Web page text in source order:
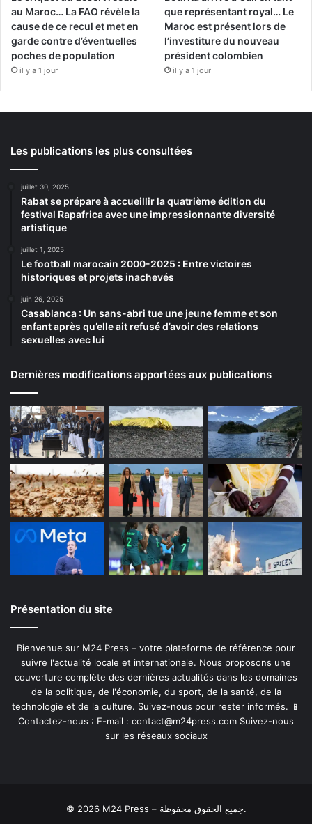
au Maroc… La FAO révèle la
cause de ce recul et met en
garde contre d’éventuelles
poches de population
il y a 1 jour
que représentant royal… Le
Maroc est présent lors de
l’investiture du nouveau
président colombien
il y a 1 jour
Les publications les plus consultées
juillet 30, 2025
Rabat se prépare à accueillir la quatrième édition du
festival Rapafrica avec une impressionnante diversité
artistique
juillet 1, 2025
Le football marocain 2000-2025 : Entre victoires
historiques et projets inachevés
juin 26, 2025
Casablanca : Un sans-abri tue une jeune femme et son
enfant après qu’elle ait refusé d’avoir des relations
sexuelles avec lui
Dernières modifications apportées aux publications
Présentation du site
Bienvenue sur M24 Press – votre plateforme de référence pour
suivre l'actualité locale et internationale. Nous proposons une
couverture complète des dernières actualités dans les domaines
de la politique, de l'économie, du sport, de la santé, de la
technologie et de la culture. Suivez-nous pour rester informés. 📱
Contactez-nous : E-mail : contact@m24press.com Suivez-nous
sur les réseaux sociaux
© 2026 M24 Press – جميع الحقوق محفوظة.